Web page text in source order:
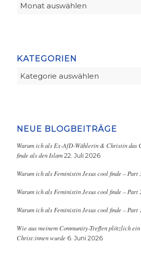
KATEGORIEN
Kategorien
NEUE BLOGBEITRÄGE
Warum ich als Ex-AfD-Wählerin & Christin das
finde als den Islam 22. Juli 2026
Warum ich als Feministin Jesus cool finde – Part
Warum ich als Feministin Jesus cool finde – Part
Warum ich als Feministin Jesus cool finde – Part
Wie aus meinem Community-Treffen plötzlich
Christ:innen wurde 6. Juni 2026